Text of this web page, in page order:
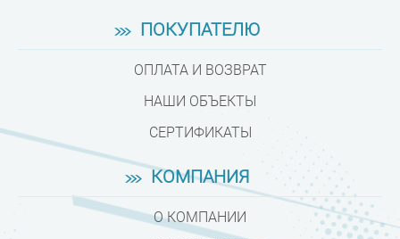
ПОКУПАТЕЛЮ
ОПЛАТА И ВОЗВРАТ
НАШИ ОБЪЕКТЫ
СЕРТИФИКАТЫ
КОМПАНИЯ
О КОМПАНИИ